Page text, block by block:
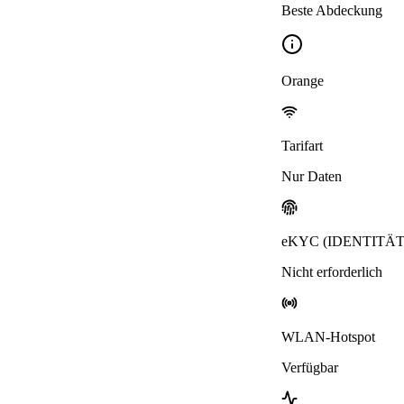
Beste Abdeckung
Orange
Tarifart
Nur Daten
eKYC
Nicht erforderlich
WLAN-Hotspot
Verfügbar